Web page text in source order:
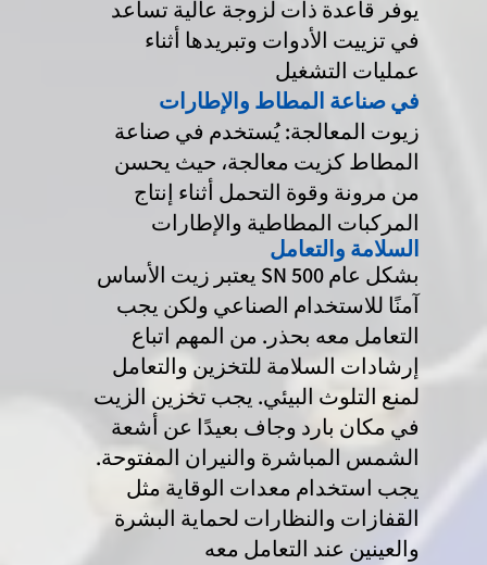
يوفر قاعدة ذات لزوجة عالية تساعد
في تزييت الأدوات وتبريدها أثناء
عمليات التشغيل
في صناعة المطاط والإطارات
زيوت المعالجة: يُستخدم في صناعة
المطاط كزيت معالجة، حيث يحسن
من مرونة وقوة التحمل أثناء إنتاج
المركبات المطاطية والإطارات
السلامة والتعامل
يعتبر زيت الأساس SN 500 بشكل عام
آمنًا للاستخدام الصناعي ولكن يجب
التعامل معه بحذر. من المهم اتباع
إرشادات السلامة للتخزين والتعامل
لمنع التلوث البيئي. يجب تخزين الزيت
في مكان بارد وجاف بعيدًا عن أشعة
الشمس المباشرة والنيران المفتوحة.
يجب استخدام معدات الوقاية مثل
القفازات والنظارات لحماية البشرة
والعينين عند التعامل معه